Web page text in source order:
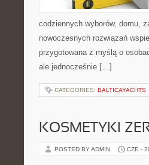
codziennych wyborów, domu,
nowoczesnych rozwiązań
przygotowana z myślą o
ale jednocześnie […]
CATEGORIES: BALTICAYACHTS
KOSMETYKI
POSTED BY ADMIN CZE -